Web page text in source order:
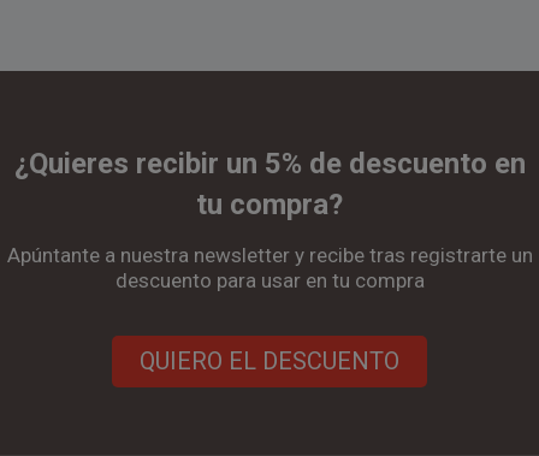
¿Quieres recibir un 5% de descuento en
tu compra?
Apúntante a nuestra newsletter y recibe tras registrarte un
descuento para usar en tu compra
QUIERO EL DESCUENTO